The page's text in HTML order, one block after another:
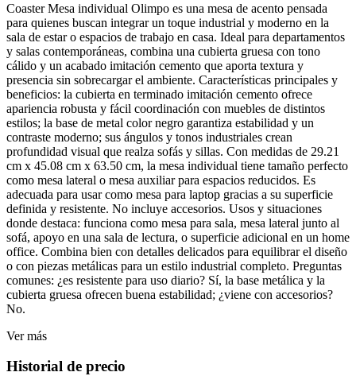
Coaster Mesa individual Olimpo es una mesa de acento pensada
para quienes buscan integrar un toque industrial y moderno en la
sala de estar o espacios de trabajo en casa. Ideal para departamentos
y salas contemporáneas, combina una cubierta gruesa con tono
cálido y un acabado imitación cemento que aporta textura y
presencia sin sobrecargar el ambiente. Características principales y
beneficios: la cubierta en terminado imitación cemento ofrece
apariencia robusta y fácil coordinación con muebles de distintos
estilos; la base de metal color negro garantiza estabilidad y un
contraste moderno; sus ángulos y tonos industriales crean
profundidad visual que realza sofás y sillas. Con medidas de 29.21
cm x 45.08 cm x 63.50 cm, la mesa individual tiene tamaño perfecto
como mesa lateral o mesa auxiliar para espacios reducidos. Es
adecuada para usar como mesa para laptop gracias a su superficie
definida y resistente. No incluye accesorios. Usos y situaciones
donde destaca: funciona como mesa para sala, mesa lateral junto al
sofá, apoyo en una sala de lectura, o superficie adicional en un home
office. Combina bien con detalles delicados para equilibrar el diseño
o con piezas metálicas para un estilo industrial completo. Preguntas
comunes: ¿es resistente para uso diario? Sí, la base metálica y la
cubierta gruesa ofrecen buena estabilidad; ¿viene con accesorios?
No.
Ver más
Historial de precio